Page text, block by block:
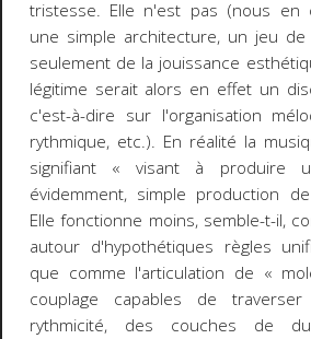
tristesse. Elle n'est pas (nous en
une simple architecture, un jeu
seulement de la jouissance
légitime serait alors en effet un
c'est-à-dire sur l'organisation
rythmique, etc.). En réalité la
signifiant « visant à produire
évidemment, simple production
Elle fonctionne moins, semble-t-il,
autour d'hypothétiques règles
que comme l'articulation de «
couplage capables de
rythmicité, des couches de